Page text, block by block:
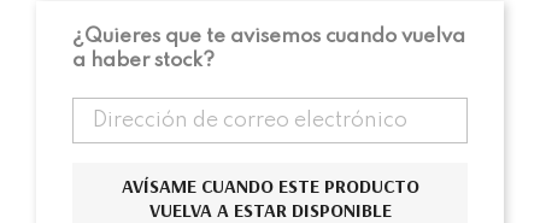
¿Quieres que te avisemos cuando vuelva
a haber stock?
AVÍSAME CUANDO ESTE PRODUCTO
VUELVA A ESTAR DISPONIBLE